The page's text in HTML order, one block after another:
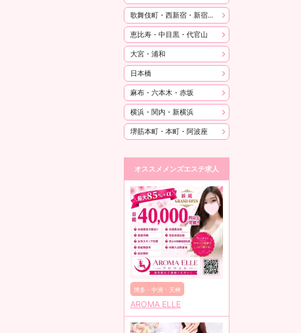
歌舞伎町・西新宿・新宿御苑
恵比寿・中目黒・代官山
大宮・浦和
日本橋
麻布・六本木・赤坂
横浜・関内・新横浜
堺筋本町・本町・阿波座
オススメメンズエステ求人
博多・中洲・天神
AROMA ELLE